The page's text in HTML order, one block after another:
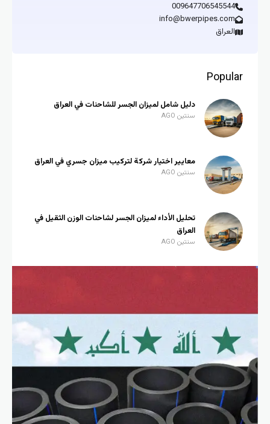
009647706545544
info@bwerpipes.com
العراق
Popular
دليل شامل لميزان الجسر للشاحنات في العراق
سنتين AGO
معايير اختيار شركة لتركيب ميزان جسري في العراق
سنتين AGO
تحليل الأداء لميزان الجسر لشاحنات الوزن الثقيل في
العراق
سنتين AGO